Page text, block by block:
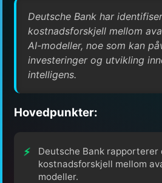
Deutsche Bank har
kostnadsforskjell mellom
AI-modeller, noe som kan
investeringer og utvikling
intelligens.
Hovedpunkter:
Deutsche Bank rapporterer
kostnadsforskjell mellom
modeller.